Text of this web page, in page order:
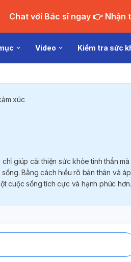
Chat với Bác sĩ
Video Kiểm tra sức
xúc
giúp cải thiện sức khỏe tinh thần
Bằng cách hiểu rõ bản thân và
cuộc sống tích cực và hạnh phúc hơn.